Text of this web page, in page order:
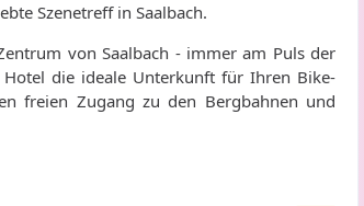
Szenetreff in Saalbach.
von Saalbach - immer am Puls der
die ideale Unterkunft für Ihren Bike-
freien Zugang zu den Bergbahnen und